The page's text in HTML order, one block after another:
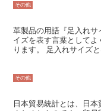
の原因は様々ですが、
み合わせです。外反母
とでも引き起こされる
我、または他の医学的な
ます。
その他
革製品の用語『足入れ
イズを表す言葉として
ります。 足入れサイズとは何か 革製品の足入れサイズは、革製品を
など、さまざまな要素
のサイズによって異な
きな影響を与えます。
その他
日本貿易統計とは、日